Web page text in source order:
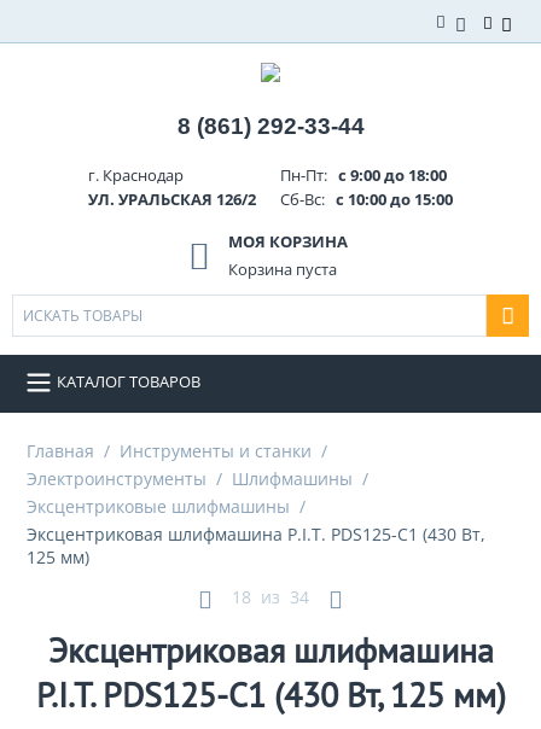
8 (861) 292-33-44
г. Краснодар
УЛ. УРАЛЬСКАЯ 126/2
Пн-Пт: с 9:00 до 18:00
Сб-Вс: с 10:00 до 15:00
МОЯ КОРЗИНА
Корзина пуста
КАТАЛОГ ТОВАРОВ
Главная / Инструменты и станки /
Электроинструменты / Шлифмашины /
Эксцентриковые шлифмашины /
Эксцентриковая шлифмашина P.I.T. PDS125-C1 (430 Вт,
125 мм)
18 из 34
Эксцентриковая шлифмашина
P.I.T. PDS125-C1 (430 Вт, 125 мм)